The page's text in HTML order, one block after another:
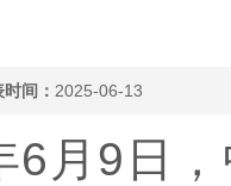
间： 2025-06-13
9日，